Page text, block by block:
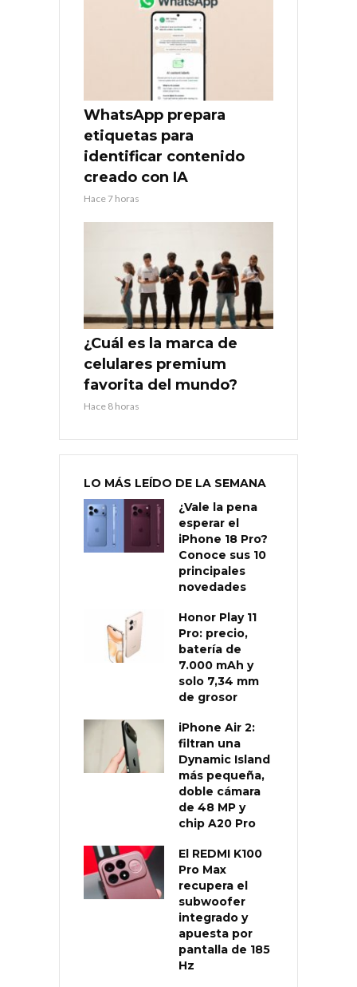
WhatsApp prepara
etiquetas para
identificar contenido
creado con IA
Hace 7 horas
¿Cuál es la marca de
celulares premium
favorita del mundo?
Hace 8 horas
LO MÁS LEÍDO DE LA SEMANA
¿Vale la pena
esperar el
iPhone 18 Pro?
Conoce sus 10
principales
novedades
Honor Play 11
Pro: precio,
batería de
7.000 mAh y
solo 7,34 mm
de grosor
iPhone Air 2:
filtran una
Dynamic Island
más pequeña,
doble cámara
de 48 MP y
chip A20 Pro
El REDMI K100
Pro Max
recupera el
subwoofer
integrado y
apuesta por
pantalla de 185
Hz